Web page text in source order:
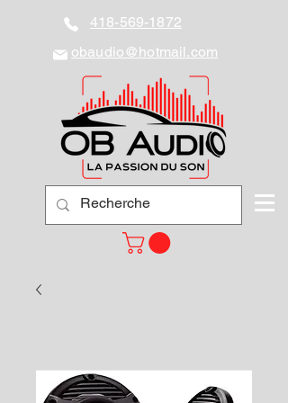
418-569-1872
obaudio@hotmail.com